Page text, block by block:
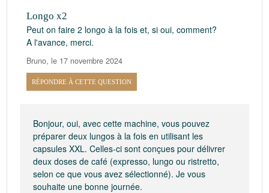
Longo x2
Peut on faire 2 longo à la fois et, si oui, comment?
A l'avance, merci.
Bruno, le 17 novembre 2024
RÉPONDRE À CETTE QUESTION
Bonjour, oui, avec cette machine, vous pouvez
préparer deux lungos à la fois en utilisant les
capsules XXL. Celles-ci sont conçues pour délivrer
deux doses de café (expresso, lungo ou ristretto,
selon ce que vous avez sélectionné). Je vous
souhaite une bonne journée.